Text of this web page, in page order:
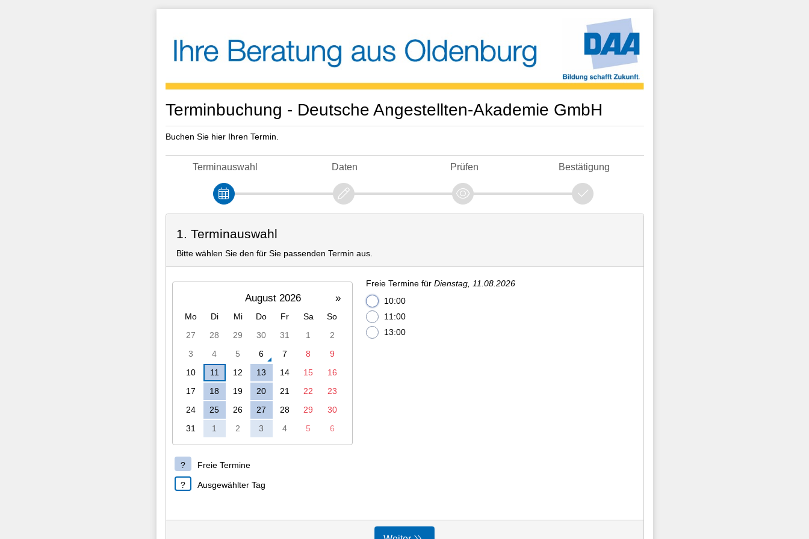
Terminbuchung - Deutsche Angestellten-Akademie GmbH
Buchen Sie hier Ihren Termin.
Terminauswahl Daten Prüfen Bestätigung
1. Terminauswahl
Bitte wählen Sie den für Sie passenden Termin aus.
August 2026 »
Mo Di Mi Do Fr Sa
So
27
28 29 30 31 1
2
3
4 5 6 7 8
9
10
11 12 13 14 15
16
17
18 19 20 21 22
23
24
25 26 27 28 29
30
31
1 2 3 4 5 6
Freie Termine
Ausgewählter Tag
Freie Termine fürDienstag, 11.08.2026
10:00
11:00
13:00